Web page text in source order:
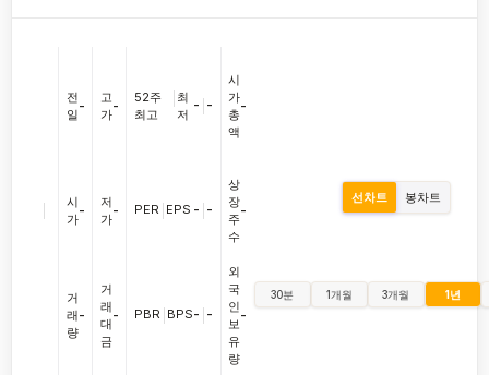
전
일
-
시
가
-
거
래
량
-
고
가
-
저
가
-
거
래
대
금
-
52주
최고
최
저
- -
PER EPS - -
PBR BPS- -
시
가
총
액
-
상
장
주
수
-
외
국
인
보
유
량
-
선차트 봉차트
30분 1개월 3개월 1년